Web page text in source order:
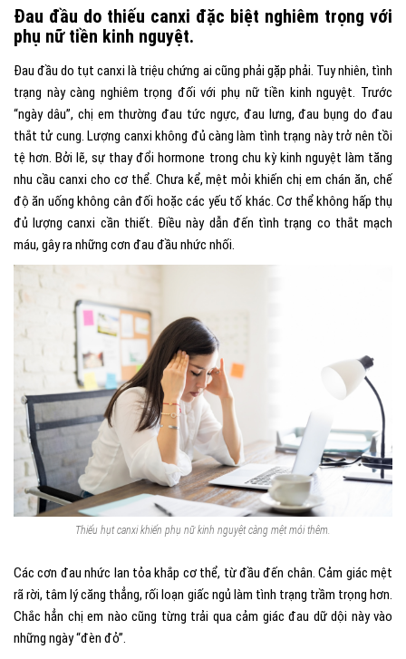
Đau đầu do thiếu canxi đặc biệt nghiêm trọng với
phụ nữ tiền kinh nguyệt.
Đau đầu do tụt canxi là triệu chứng ai cũng phải gặp phải. Tuy nhiên, tình
trạng này càng nghiêm trọng đối với phụ nữ tiền kinh nguyệt. Trước
“ngày dâu”, chị em thường đau tức ngực, đau lưng, đau bụng do đau
thắt tử cung. Lượng canxi không đủ càng làm tình trạng này trở nên tồi
tệ hơn. Bởi lẽ, sự thay đổi hormone trong chu kỳ kinh nguyệt làm tăng
nhu cầu canxi cho cơ thể. Chưa kể, mệt mỏi khiến chị em chán ăn, chế
độ ăn uống không cân đối hoặc các yếu tố khác. Cơ thể không hấp thụ
đủ lượng canxi cần thiết. Điều này dẫn đến tình trạng co thắt mạch
máu, gây ra những cơn đau đầu nhức nhối.
Thiếu hụt canxi khiến phụ nữ kinh nguyệt càng mệt mỏi thêm.
Các cơn đau nhức lan tỏa khắp cơ thể, từ đầu đến chân. Cảm giác mệt
rã rời, tâm lý căng thẳng, rối loạn giấc ngủ làm tình trạng trầm trọng hơn.
Chắc hẳn chị em nào cũng từng trải qua cảm giác đau dữ dội này vào
những ngày “đèn đỏ”.